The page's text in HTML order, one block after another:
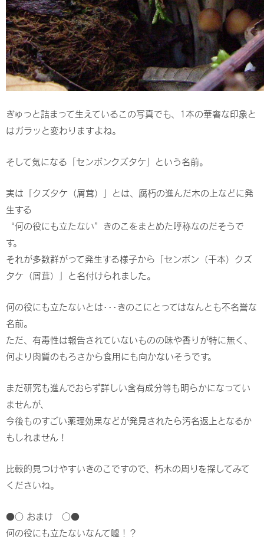
ぎゅっと詰まって生えているこの写真でも、1本の華奢な印象と
はガラッと変わりますよね。
そして気になる「センボンクズタケ」という名前。
実は「クズタケ（屑茸）」とは、腐朽の進んだ木の上などに発
生する
“何の役にも立たない”きのこをまとめた呼称なのだそうで
す。
それが多数群がって発生する様子から「センボン（千本）クズ
タケ（屑茸）」と名付けられました。
何の役にも立たないとは･･･きのこにとってはなんとも不名誉な
名前。
ただ、有毒性は報告されていないものの味や香りが特に無く、
何より肉質のもろさから食用にも向かないそうです。
まだ研究も進んでおらず詳しい含有成分等も明らかになってい
ませんが、
今後ものすごい薬理効果などが発見されたら汚名返上となるか
もしれません！
比較的見つけやすいきのこですので、朽木の周りを探してみて
くださいね。
●○ おまけ ○●
何の役にも立たないなんて嘘！？